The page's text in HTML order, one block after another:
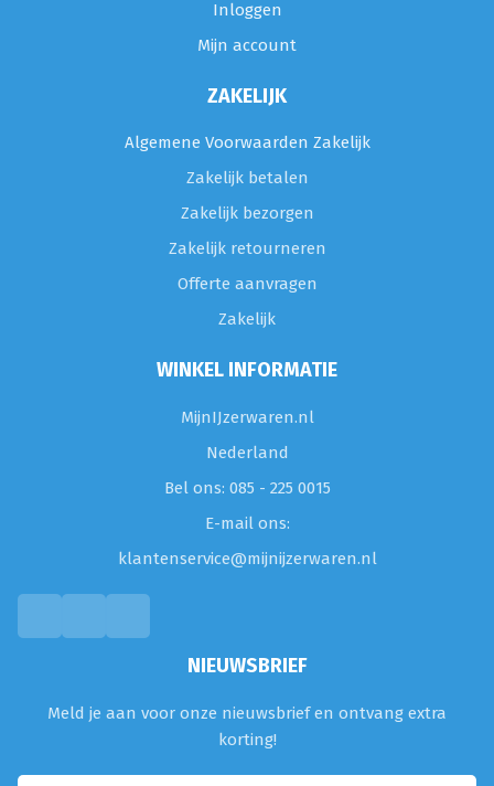
Inloggen
Mijn account
ZAKELIJK
Algemene Voorwaarden Zakelijk
Zakelijk betalen
Zakelijk bezorgen
Zakelijk retourneren
Offerte aanvragen
Zakelijk
WINKEL INFORMATIE
MijnIJzerwaren.nl
Nederland
Bel ons: 085 - 225 0015
E-mail ons:
klantenservice@mijnijzerwaren.nl
NIEUWSBRIEF
Meld je aan voor onze nieuwsbrief en ontvang extra
korting!